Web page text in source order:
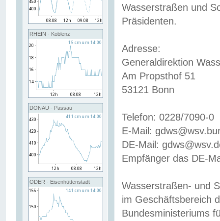
RHEIN - Koblenz
DONAU - Passau
ODER - Eisenhüttenstadt
Wasserstraßen und
Präsidenten.
Adresse:
Generaldirektion
Am Propsthof 51
53121 Bonn
Telefon: 0228/7090-0
E-Mail:
DE-Mail:
Empfänger das DE-
Wasserstraßen- und
im Geschäftsbereich
Bundesministeriums